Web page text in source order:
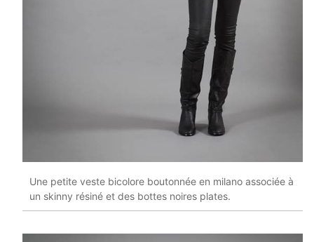
Une petite veste bicolore boutonnée en milano associée à
un skinny résiné et des bottes noires plates.